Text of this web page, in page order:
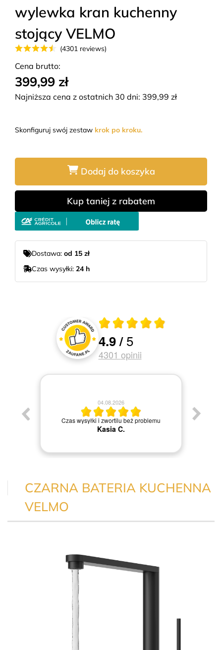
wylewka kran kuchenny
stojący VELMO
(4301 reviews)
Cena brutto:
399,99 zł
Najniższa cena z ostatnich 30 dni: 399,99 zł
Skonfiguruj swój zestaw krok po kroku.
Dodaj do koszyka
Kup taniej z rabatem
Dostawa: od 15 zł
Czas wysyłki: 24 h
Oceny i recenzje klientów
Średnia ocena 4.9 z 5
4.9/5
4301 opinii
04.08.2026
Czas wysyłki i zwortilu beż problemu
Kasia C.
CZARNA BATERIA KUCHENNA
VELMO